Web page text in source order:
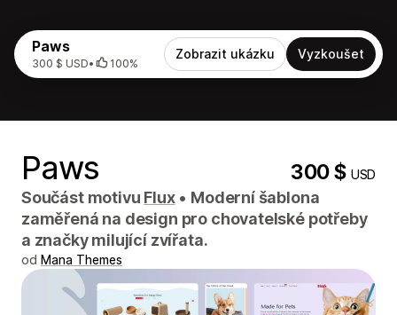
Paws
300 $ USD• 100%
Zobrazit ukázku Vyzkoušet
Paws 300 $USD
Součást motivu Flux • Moderní šablona
zaměřená na design pro chovatelské potřeby
a značky milující zvířata.
od Mana Themes